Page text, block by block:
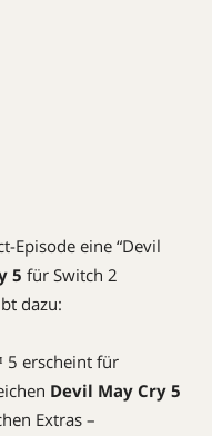
Episode eine “Devil
5 für Switch 2
dazu:
5 erscheint für
Devil May Cry 5
Extras –